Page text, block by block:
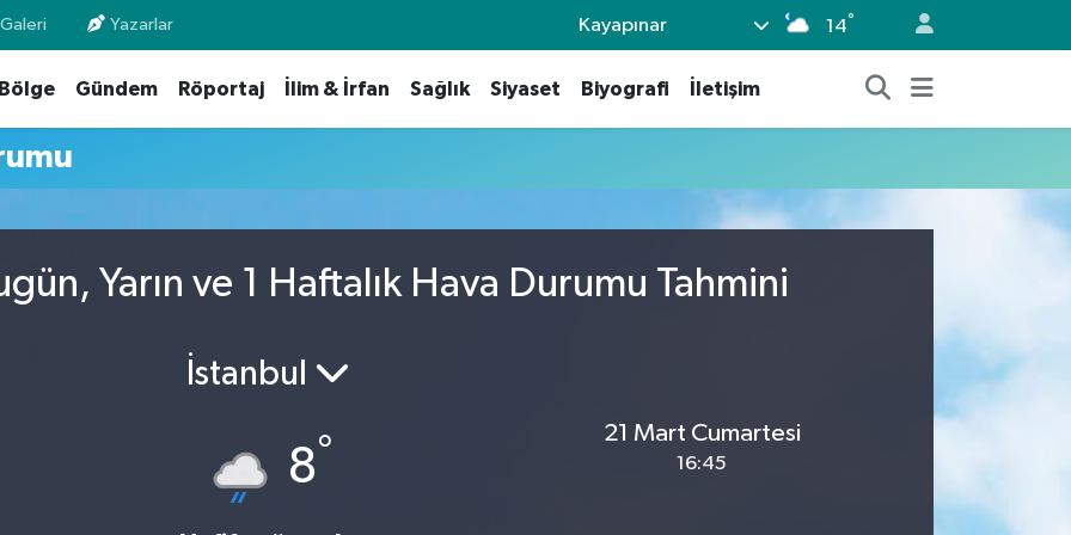
Yazarlar Kayapınar 14°
Bölge Gündem Röportaj İlim & İrfan Sağlık Siyaset Biyografi İletişim
Yarın ve 1 Haftalık Hava Durumu Tahmini
İstanbul
8°
21 Mart Cumartesi
16:45